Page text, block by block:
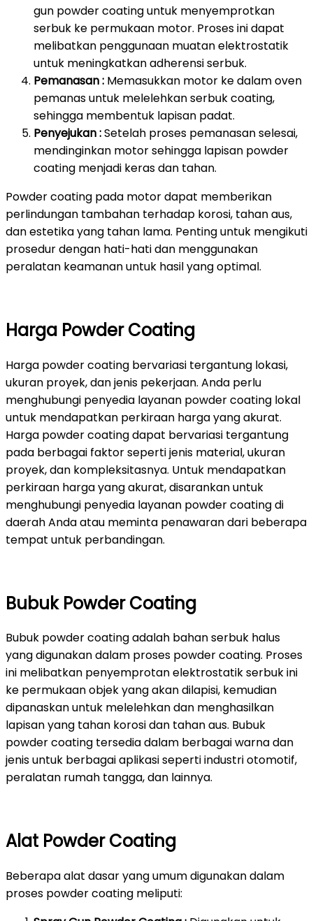
gun powder coating untuk menyemprotkan
serbuk ke permukaan motor. Proses ini dapat
melibatkan penggunaan muatan elektrostatik
untuk meningkatkan adherensi serbuk.
Pemanasan : Memasukkan motor ke dalam oven
pemanas untuk melelehkan serbuk coating,
sehingga membentuk lapisan padat.
Penyejukan :Setelah proses pemanasan selesai,
mendinginkan motor sehingga lapisan powder
coating menjadi keras dan tahan.
Powder coating pada motor dapat memberikan
perlindungan tambahan terhadap korosi, tahan aus,
dan estetika yang tahan lama. Penting untuk mengikuti
prosedur dengan hati-hati dan menggunakan
peralatan keamanan untuk hasil yang optimal.
Harga Powder Coating
Harga powder coating bervariasi tergantung lokasi,
ukuran proyek, dan jenis pekerjaan. Anda perlu
menghubungi penyedia layanan powder coating lokal
untuk mendapatkan perkiraan harga yang akurat.
Harga powder coating dapat bervariasi tergantung
pada berbagai faktor seperti jenis material, ukuran
proyek, dan kompleksitasnya. Untuk mendapatkan
perkiraan harga yang akurat, disarankan untuk
menghubungi penyedia layanan powder coating di
daerah Anda atau meminta penawaran dari beberapa
tempat untuk perbandingan.
Bubuk Powder Coating
Bubuk powder coating adalah bahan serbuk halus
yang digunakan dalam proses powder coating. Proses
ini melibatkan penyemprotan elektrostatik serbuk ini
ke permukaan objek yang akan dilapisi, kemudian
dipanaskan untuk melelehkan dan menghasilkan
lapisan yang tahan korosi dan tahan aus. Bubuk
powder coating tersedia dalam berbagai warna dan
jenis untuk berbagai aplikasi seperti industri otomotif,
peralatan rumah tangga, dan lainnya.
Alat Powder Coating
Beberapa alat dasar yang umum digunakan dalam
proses powder coating meliputi: